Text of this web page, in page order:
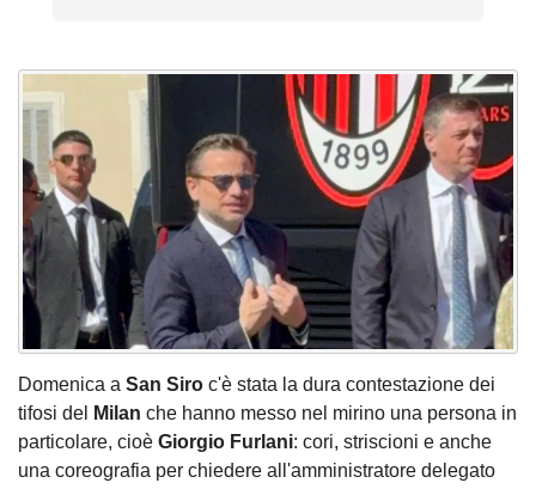
Domenica a San Siro c'è stata la dura contestazione dei
tifosi del
Milan che hanno messo nel mirino una persona in
particolare, cioè Giorgio Furlani: cori, striscioni e anche
una coreografia per chiedere all'amministratore delegato